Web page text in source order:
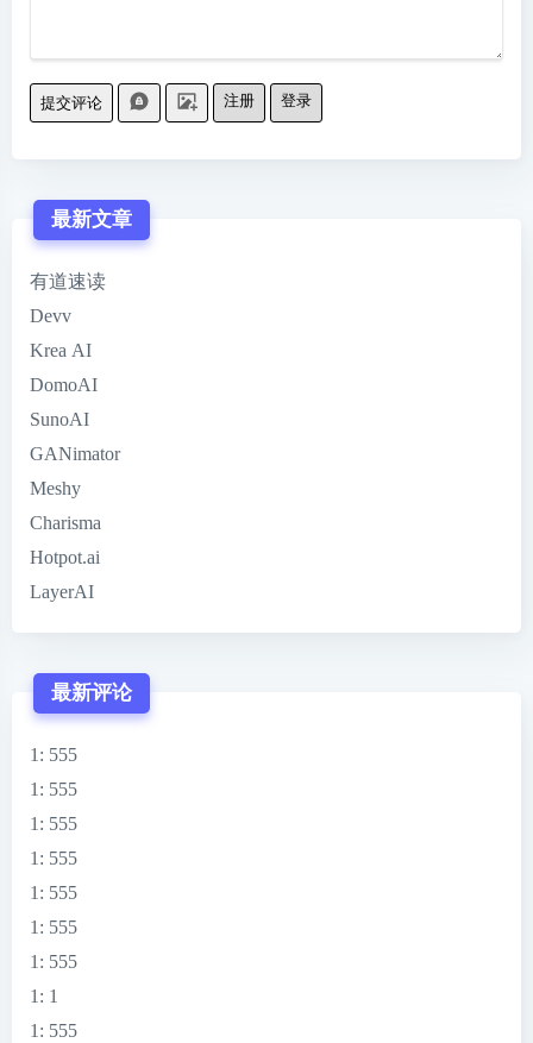
提交评论 注册 登录
最新文章
有道速读
Devv
Krea AI
DomoAI
SunoAI
GANimator
Meshy
Charisma
Hotpot.ai
LayerAI
最新评论
1 : 555
1 : 555
1 : 555
1 : 555
1 : 555
1 : 555
1 : 555
1 : 1
1 : 555